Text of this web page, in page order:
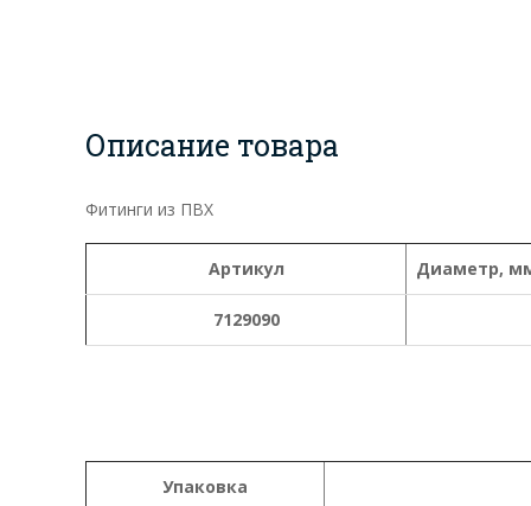
Описание товара
Фитинги из ПВХ
Артикул Диаметр,
7129090
Упаковка